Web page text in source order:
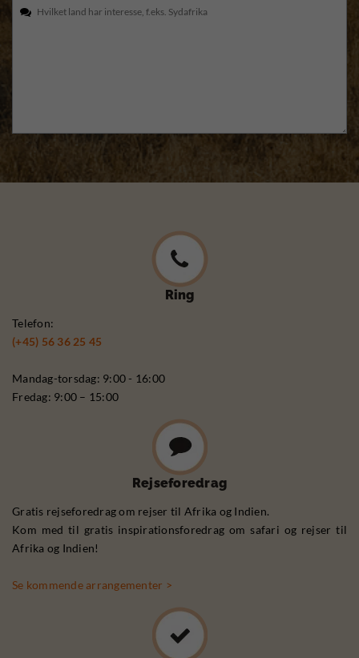
Ring
Telefon:
(+45) 56 36 25 45
Mandag-torsdag: 9:00 - 16:00
Fredag: 9:00 – 15:00
Rejseforedrag
Gratis rejseforedrag om rejser til Afrika og Indien.
Kom med til gratis inspirationsforedrag om safari og rejser til
Afrika og Indien!
Se kommende arrangementer >